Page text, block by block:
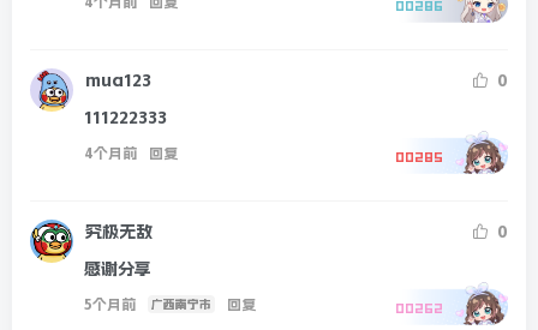
00286
mua123
0
111222333
4个月前 回复 00285
究极无敌
0
感谢分享
5个月前 广西南宁市 回复 00262